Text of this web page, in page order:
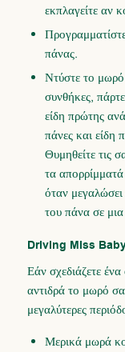
εκπλαγείτε αν
πάνας.
Ντύστε το μωρό
συνθήκες,
είδη πρώτης
πάνες και είδη
Θυμηθείτε τις
τα
όταν
του πάνα σε
Driving Miss
Εάν σχεδιάζετε
αντιδρά το μωρό
μεγαλύτερες
Μερικά μωρά